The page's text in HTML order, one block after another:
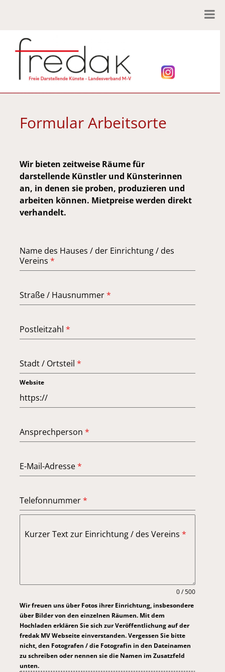
Formular Arbeitsorte
Wir bietenzeitweise Räumefür
darstellende Künstler und Künsterinnen
an, in denen sie proben, produzieren und
arbeiten können. Mietpreise werden direkt
verhandelt.
Name des Hauses / der Einrichtung / des
Vereins*
Straße / Hausnummer*
Postleitzahl*
Stadt / Ortsteil*
Website
Ansprechperson*
E-Mail-Adresse*
Telefonnummer*
Kurzer Text zur Einrichtung / des Vereins*
0 / 500
Wir freuen uns über Fotos ihrer Einrichtung, insbesondere
über Bilder von den einzelnen Räumen. Mit dem
Hochladen erklären Sie sich zur Veröffentlichung auf der
fredak MV Webseite einverstanden. Vergessen Sie bitte
nicht, den Fotografen / die Fotografin in den Dateinamen
zu schreiben oder nennen sie die Namen im Zusatzfeld
unten.